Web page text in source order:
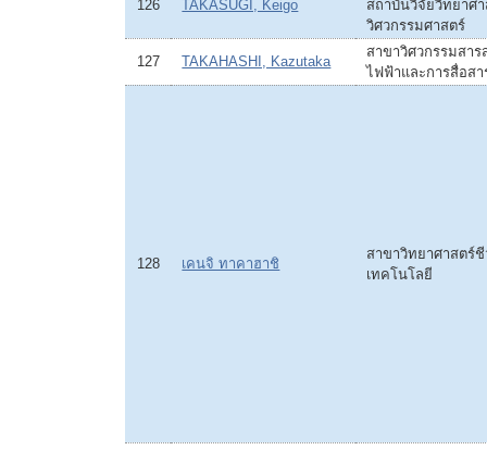
126 TAKASUGI, Keigo
สถาบันวิจัยวิทยาศ
วิศวกรรมศาสตร์
127 TAKAHASHI, Kazutaka
สาขาวิศวกรรมสาร
ไฟฟ้าและการสื่อสา
128 เคนจิ ทาคาฮาชิ
สาขาวิทยาศาสตร์
เทคโนโลยี